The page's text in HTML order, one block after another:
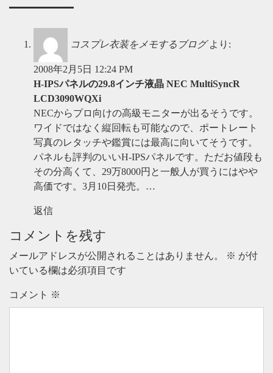
コスプレ衣装をメモするブログ より:
2008年2月5日 12:24 PM
H-IPSパネルの29.8インチ液晶 NEC MultiSyncR
LCD3090WQXi
NECからプロ向けの高級モニターが出るそうです。
ワイドではなく縦回転も可能なので、ポートレート
写真のレタッチや鑑賞には最高に向いてそうです。
パネルも評判のいいH-IPSパネルです。ただお値段も
その分高くて、29万8000円と一般人が買うにはやや
高価です。3月10日発売。…
返信
コメントを残す
メールアドレスが公開されることはありません。 ※ が付
いている欄は必須項目です
コメント ※